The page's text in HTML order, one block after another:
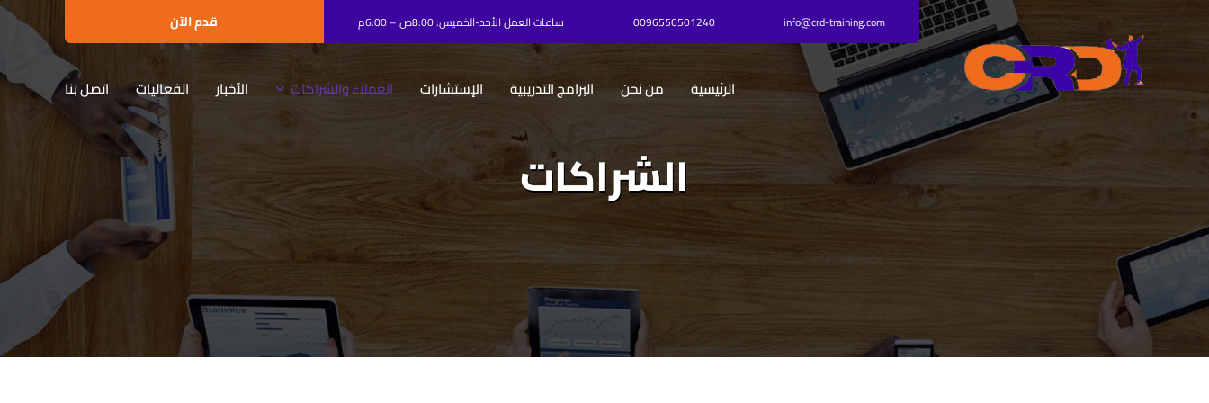
to
info@crd-training.com
0096556501240⁩ ساعات العمل الأحد-الخميس: 8:00ص – 6:00م قدم الآن
الرئيسية من نحن البرامج التدريبية الإستشارات العملاء والشراكات الأخبار الفعاليات اتصل بنا
الشراكات